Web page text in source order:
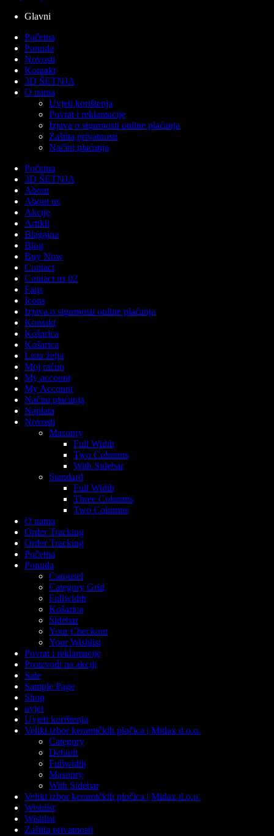
Glavni
Početna
Ponuda
Novosti
Kontakt
3D ŠETNJA
O nama
Uvjeti korištenja
Povrat i reklamacije
Izjava o sigurnosti online plaćanja
Zaštita privatnosti
Načini plaćanja
Početna
3D ŠETNJA
About
About us
Akcije
Artikli
Blagajna
Blog
Buy Now
Contact
Contact us 02
Faqs
Icons
Izjava o sigurnosti online plaćanja
Kontakt
Košarica
Košarica
Lista želja
Moj račun
My account
My Account
Načini plaćanja
Naplata
Novosti
Masonry
Full Width
Two Columns
With Sidebar
Standard
Full Width
Three Columns
Two Columns
O nama
Order Tracking
Order Tracking
Početna
Ponuda
Carousel
Category Grid
Fullwidth
Košarica
Sidebar
Your Checkout
Your Wishlist
Povrat i reklamacije
Proizvodi na akciji
Sale
Sample Page
Shop
uvjet
Uvjeti korištenja
Veliki izbor keramičkih pločica | Midax d.o.o.
Category
Default
Fullwidth
Masonry
With Sidebar
Veliki izbor keramičkih pločica | Midax d.o.o.
Wishlist
Wishlist
Zaštita privatnosti